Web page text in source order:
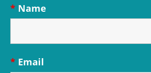
Name
*
Email
*